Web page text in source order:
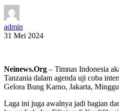
admin
31 Mei 2024
Neinews.Org – Timnas Indonesia
Tanzania dalam agenda uji coba
Gelora Bung Karno, Jakarta,
Laga ini juga awalnya jadi bagian